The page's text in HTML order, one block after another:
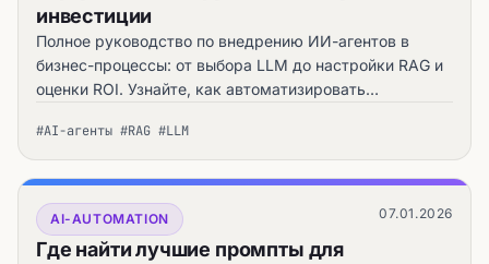
инвестиции
Полное руководство по внедрению ИИ-агентов в
бизнес-процессы: от выбора LLM до настройки RAG и
оценки ROI. Узнайте, как автоматизировать
#AI-агенты #RAG #LLM
AI-AUTOMATION 07.01.2026
Где найти лучшие промпты для